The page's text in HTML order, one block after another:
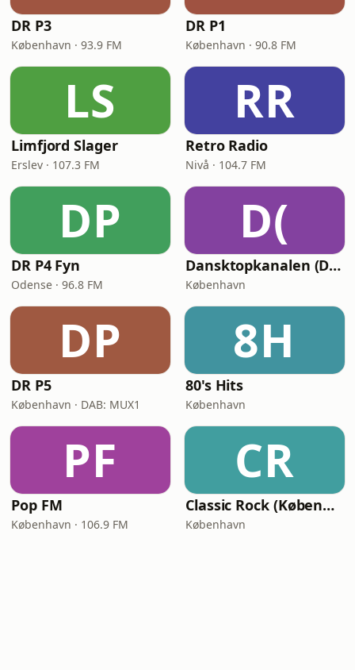
DR P3
København · 93.9 FM
DR P1
København · 90.8 FM
LS
Limfjord Slager
Erslev · 107.3 FM
RR
Retro Radio
Nivå · 104.7 FM
DP
DR P4 Fyn
Odense · 96.8 FM
D(
Dansktopkanalen (DK4 Dansktop)
København
DP
DR P5
København · DAB: MUX1
8H
80's Hits
København
PF
Pop FM
København · 106.9 FM
CR
Classic Rock (København)
København